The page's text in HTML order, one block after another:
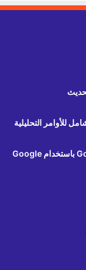
تجاوز القيود في بيانات Google Search Console باستخدام Google